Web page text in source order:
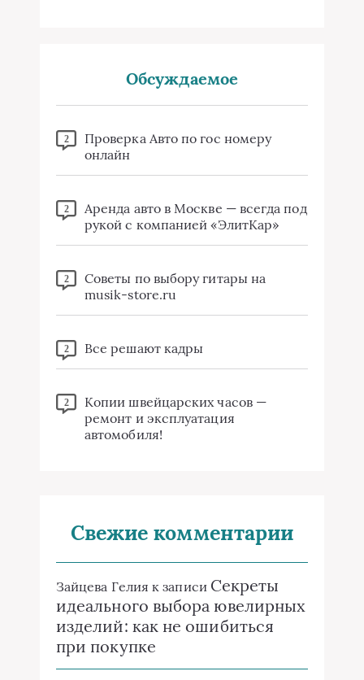
Обсуждаемое
2
Проверка Авто по гос номеру
онлайн
2
Аренда авто в Москве — всегда под
рукой с компанией «ЭлитКар»
2
Советы по выбору гитары на
musik-store.ru
2 Все решают кадры
2
Копии швейцарских часов —
ремонт и эксплуатация
автомобиля!
Свежие комментарии
Зайцева Гелия к записи Секреты
идеального выбора ювелирных
изделий: как не ошибиться
при покупке